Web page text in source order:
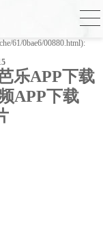
61/0bae6/00880.html):
乐APP下载
APP下载